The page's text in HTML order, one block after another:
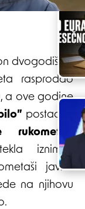
dvogodišnje
rasprodao
, a ove godine
postao je
rukometne
iznimnu
javno
na njihovu